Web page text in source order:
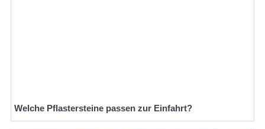
Welche Pflastersteine passen zur Einfahrt?